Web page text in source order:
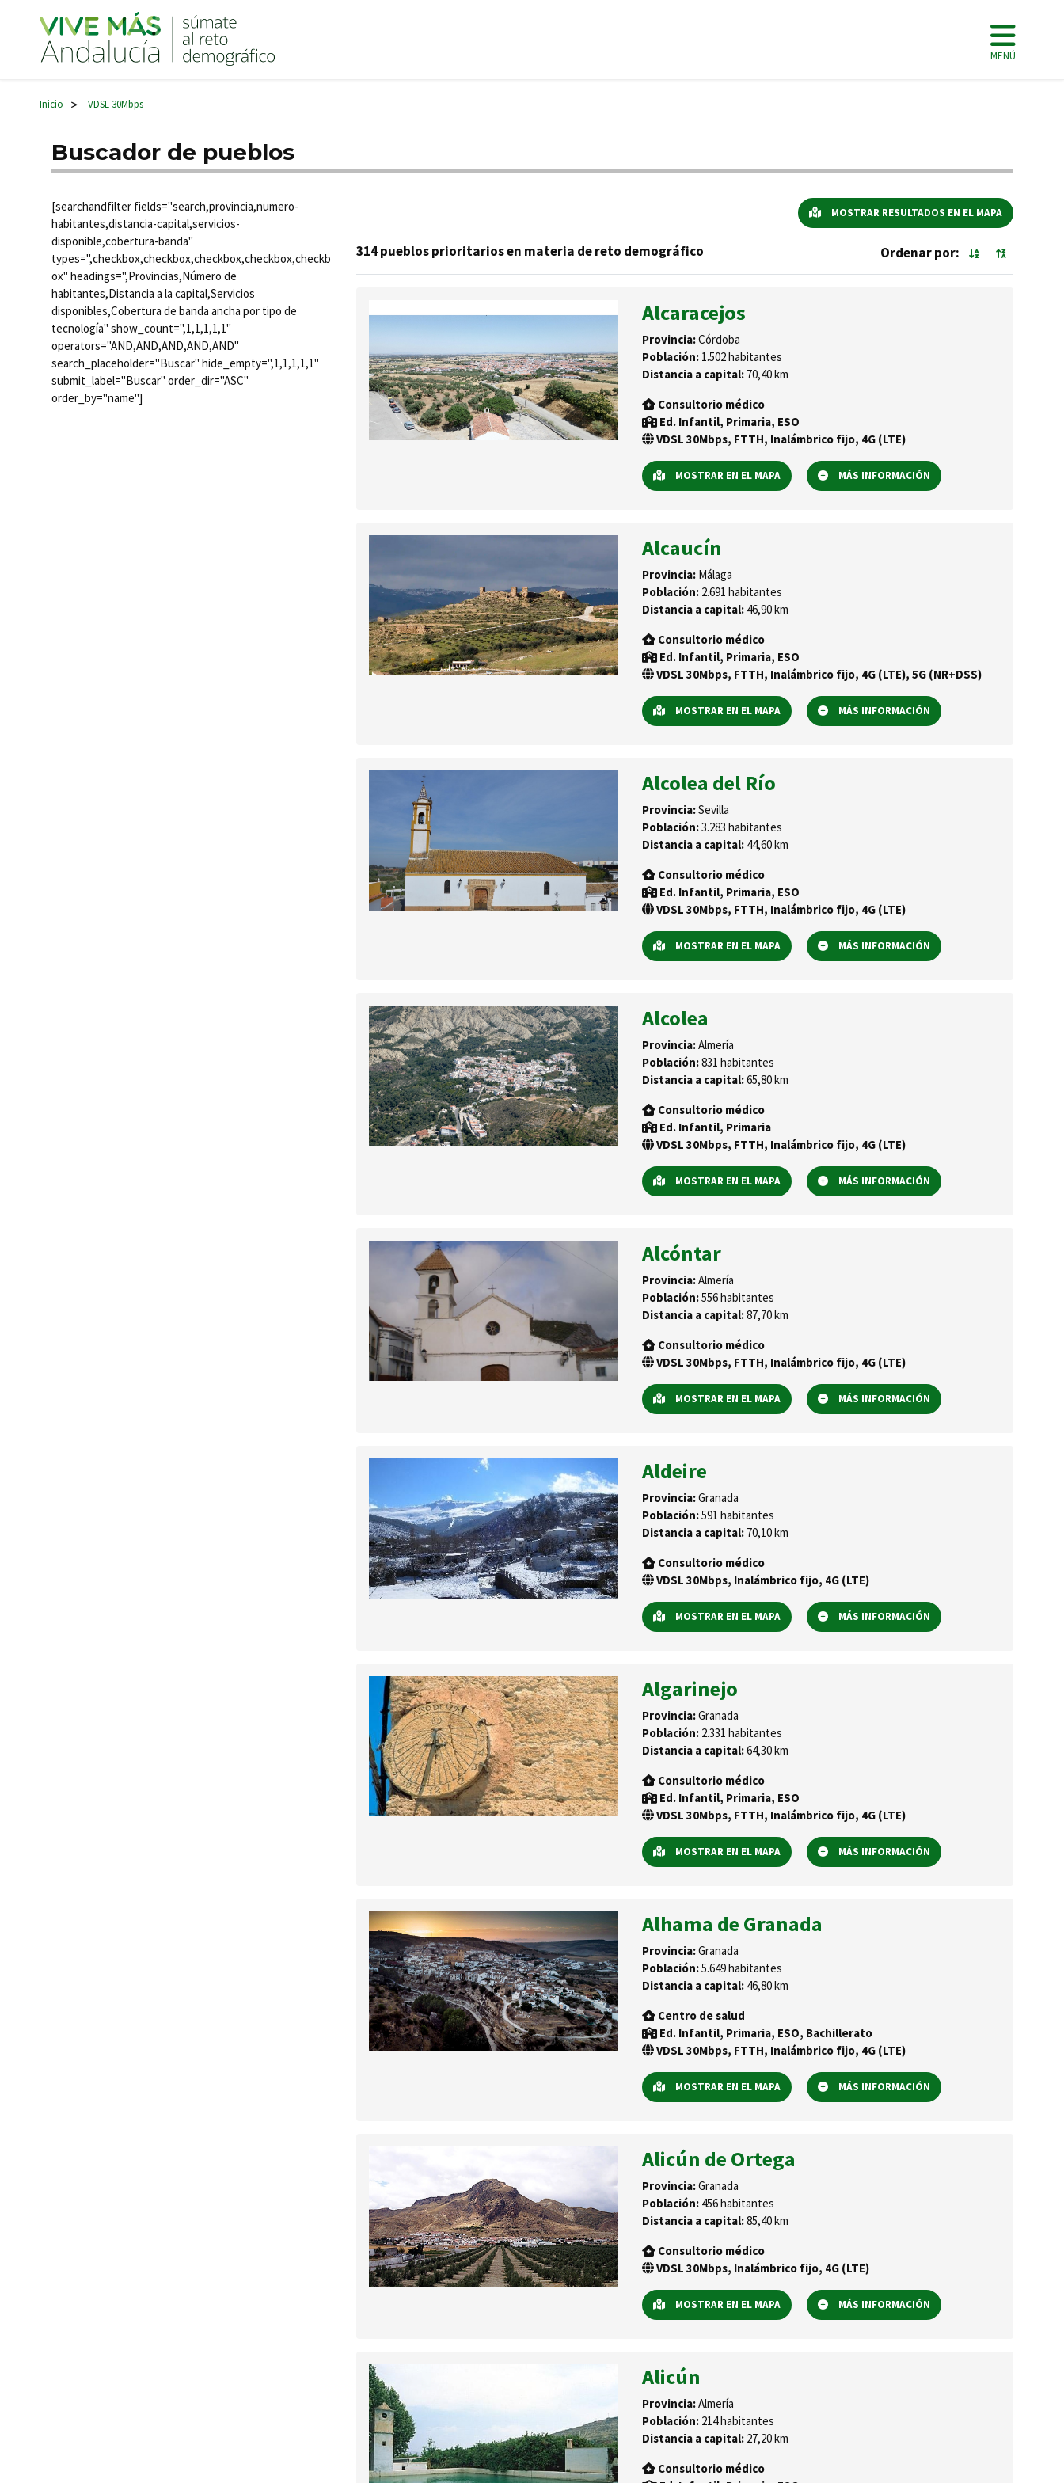
Navegación principal MENÚ
Inicio > VDSL 30Mbps
Buscador de pueblos
[searchandfilter fields="search,provincia,numero-
habitantes,distancia-capital,servicios-
disponible,cobertura-banda"
types=",checkbox,checkbox,checkbox,checkbox,checkb
ox" headings=",Provincias,Número de
habitantes,Distancia a la capital,Servicios
disponibles,Cobertura de banda ancha por tipo de
tecnología" show_count=",1,1,1,1,1"
operators="AND,AND,AND,AND,AND"
search_placeholder="Buscar" hide_empty=",1,1,1,1,1"
submit_label="Buscar" order_dir="ASC"
order_by="name"]
MOSTRAR RESULTADOS EN EL MAPA
314 pueblos prioritarios en materia de reto demográfico Ordenar por:
Alcaracejos
Provincia:Córdoba
Población:1.502 habitantes
Distancia a capital:70,40 km
Consultorio médico
Ed. Infantil, Primaria, ESO
VDSL 30Mbps, FTTH, Inalámbrico fijo, 4G (LTE)
MOSTRAR EN EL MAPA MÁS INFORMACIÓN
Alcaucín
Provincia:Málaga
Población:2.691 habitantes
Distancia a capital:46,90 km
Consultorio médico
Ed. Infantil, Primaria, ESO
VDSL 30Mbps, FTTH, Inalámbrico fijo, 4G (LTE), 5G (NR+DSS)
MOSTRAR EN EL MAPA MÁS INFORMACIÓN
Alcolea del Río
Provincia:Sevilla
Población:3.283 habitantes
Distancia a capital:44,60 km
Consultorio médico
Ed. Infantil, Primaria, ESO
VDSL 30Mbps, FTTH, Inalámbrico fijo, 4G (LTE)
MOSTRAR EN EL MAPA MÁS INFORMACIÓN
Alcolea
Provincia:Almería
Población:831 habitantes
Distancia a capital:65,80 km
Consultorio médico
Ed. Infantil, Primaria
VDSL 30Mbps, FTTH, Inalámbrico fijo, 4G (LTE)
MOSTRAR EN EL MAPA MÁS INFORMACIÓN
Alcóntar
Provincia:Almería
Población:556 habitantes
Distancia a capital:87,70 km
Consultorio médico
VDSL 30Mbps, FTTH, Inalámbrico fijo, 4G (LTE)
MOSTRAR EN EL MAPA MÁS INFORMACIÓN
Aldeire
Provincia:Granada
Población:591 habitantes
Distancia a capital:70,10 km
Consultorio médico
VDSL 30Mbps, Inalámbrico fijo, 4G (LTE)
MOSTRAR EN EL MAPA MÁS INFORMACIÓN
Algarinejo
Provincia:Granada
Población:2.331 habitantes
Distancia a capital:64,30 km
Consultorio médico
Ed. Infantil, Primaria, ESO
VDSL 30Mbps, FTTH, Inalámbrico fijo, 4G (LTE)
MOSTRAR EN EL MAPA MÁS INFORMACIÓN
Alhama de Granada
Provincia:Granada
Población:5.649 habitantes
Distancia a capital:46,80 km
Centro de salud
Ed. Infantil, Primaria, ESO, Bachillerato
VDSL 30Mbps, FTTH, Inalámbrico fijo, 4G (LTE)
MOSTRAR EN EL MAPA MÁS INFORMACIÓN
Alicún de Ortega
Provincia:Granada
Población:456 habitantes
Distancia a capital:85,40 km
Consultorio médico
VDSL 30Mbps, Inalámbrico fijo, 4G (LTE)
MOSTRAR EN EL MAPA MÁS INFORMACIÓN
Alicún
Provincia:Almería
Población:214 habitantes
Distancia a capital:27,20 km
Consultorio médico